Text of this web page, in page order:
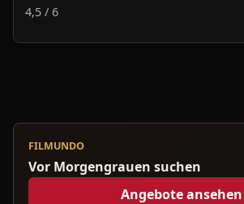
4,5 / 6
FILMUNDO
Vor Morgengrauen suchen
Angebote ansehen